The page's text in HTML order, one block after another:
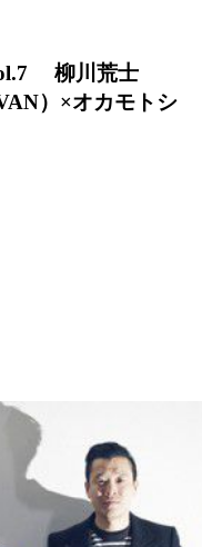
柳川荒士
）×オカモトシ